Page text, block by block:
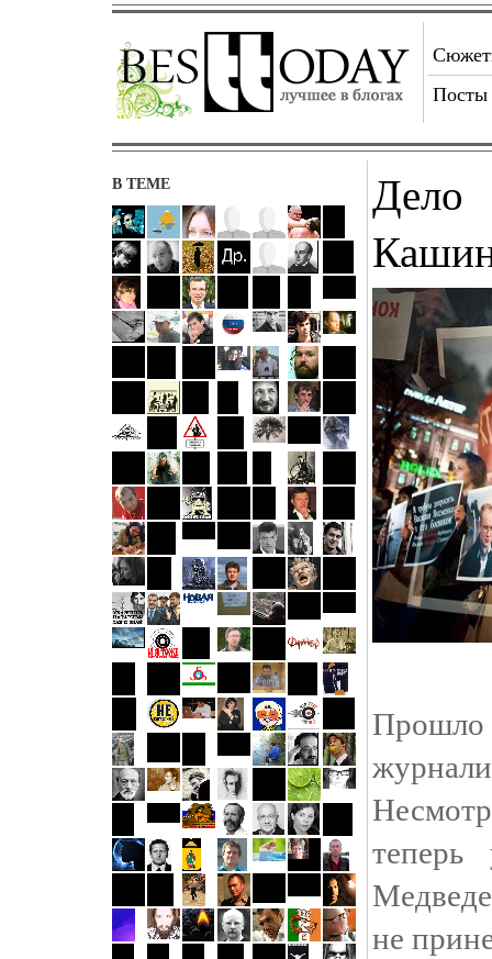
Посты
В ТЕМЕ
Дело
не